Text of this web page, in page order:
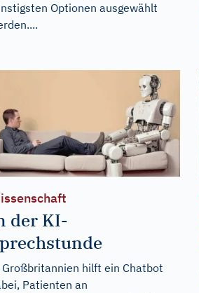
Optionen ausgewählt
der KI-
hilft ein Chatbot
Patienten an